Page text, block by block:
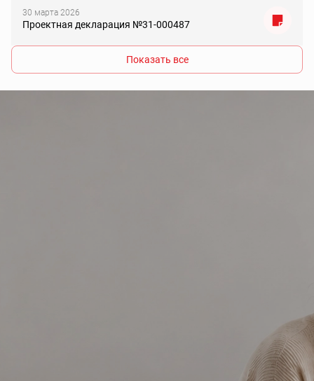
30 марта 2026
Проектная декларация №31-000487
Показать все